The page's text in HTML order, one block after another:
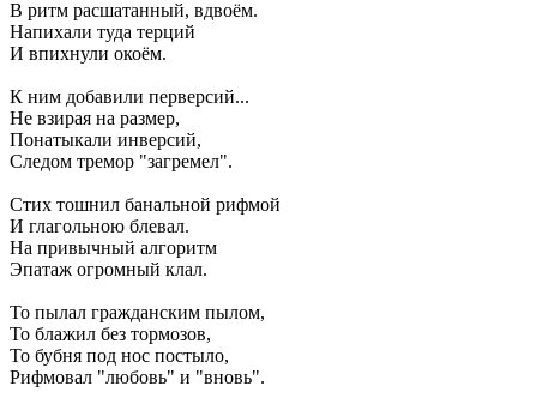
В ритм расшатанный, вдвоём.
Напихали туда терций
И впихнули окоём.
К ним добавили перверсий...
Не взирая на размер,
Понатыкали инверсий,
Следом тремор "загремел".
Стих тошнил банальной рифмой
И глагольною блевал.
На привычный алгоритм
Эпатаж огромный клал.
То пылал гражданским пылом,
То блажил без тормозов,
То бубня под нос постыло,
Рифмовал "любовь" и "вновь".